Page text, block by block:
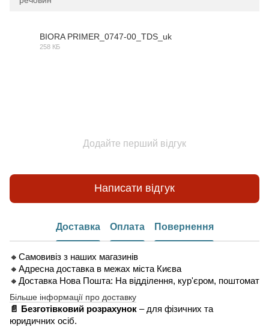
BIORA PRIMER_0747-00_TDS_uk
258 КБ
Додайте перший відгук
Написати відгук
Доставка Оплата Повернення
🔸Самовивіз з наших магазинів
🔸Адресна доставка в межах міста Києва
🔸Доставка Нова Пошта: На відділення, кур'єром, поштомат
Більше інформації про доставку
📄 Безготівковий розрахунок – для фізичних та
юридичних осіб.